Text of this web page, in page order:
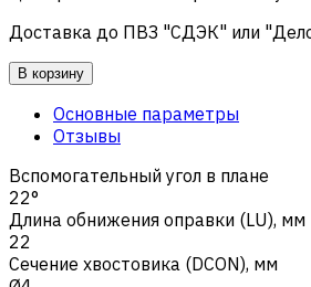
Доставка до ПВЗ "СДЭК" или
В корзину
Основные параметры
Отзывы
Вспомогательный угол в плане
22°
Длина обнижения оправки (LU), мм
22
Сечение хвостовика (DCON), мм